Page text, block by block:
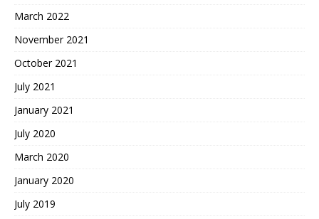
March 2022
November 2021
October 2021
July 2021
January 2021
July 2020
March 2020
January 2020
July 2019